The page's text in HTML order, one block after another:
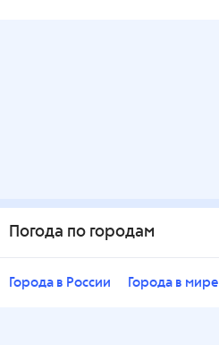
Погода по городам
Города в России Города в мире